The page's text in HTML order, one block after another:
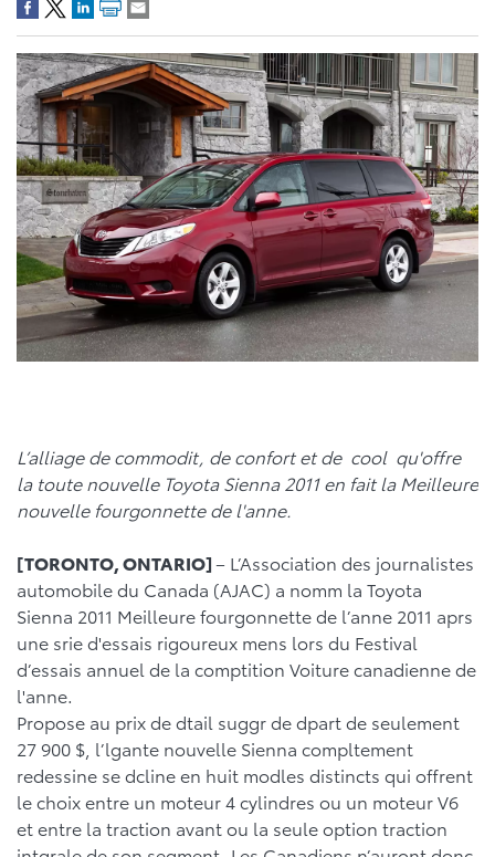
L’alliage de commodit, de confort et de cool qu'offre
la toute nouvelle Toyota Sienna 2011 en fait la Meilleure
nouvelle fourgonnette de l'anne.
[TORONTO, ONTARIO]– L’Association des journalistes
automobile du Canada (AJAC) a nomm la Toyota
Sienna 2011 Meilleure fourgonnette de l’anne 2011 aprs
une srie d'essais rigoureux mens lors du Festival
d’essais annuel de la comptition Voiture canadienne de
l'anne.
Propose au prix de dtail suggr de dpart de seulement
27 900 $, l’lgante nouvelle Sienna compltement
redessine se dcline en huit modles distincts qui offrent
le choix entre un moteur 4 cylindres ou un moteur V6
et entre la traction avant ou la seule option traction